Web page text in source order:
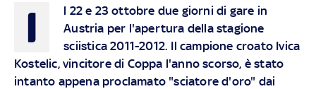
I
l 22 e 23 ottobre due giorni di gare in
Austria per l'apertura della stagione
sciistica 2011-2012. Il campione croato Ivica
Kostelic, vincitore di Coppa l'anno scorso, è stato
intanto appena proclamato "sciatore d'oro" dai